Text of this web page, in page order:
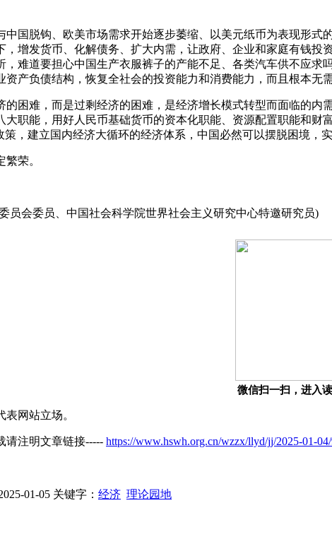
国脱钩、欧美市场需求开始逐步萎缩、以美元纸币为表现形
增发货币、化解债务、扩大内需，让政府、企业和家庭有钱投
，难道要担心中国生产衣服裤子的产能不足、各类汽车供不应
产负债结构，恢复全社会的投资能力和消费能力，而且根本无
困难，而是过剩经济的困难，是经济增长模式转型而面临的内
大职能，用好人民币基础货币的资本化职能、资源配置职能和
，建立国内经济大循环的经济体系，中国必然可以摆脱困境，
荣。
员会委员、中国社会科学院世界社会主义研究中心特邀研究员)
微信扫一扫，进入
网站立场。
请注明文章链接----- https://www.hswh.org.cn/wzzx/llyd/jj/2025-01-
01-05 关键字： 经济 理论园地